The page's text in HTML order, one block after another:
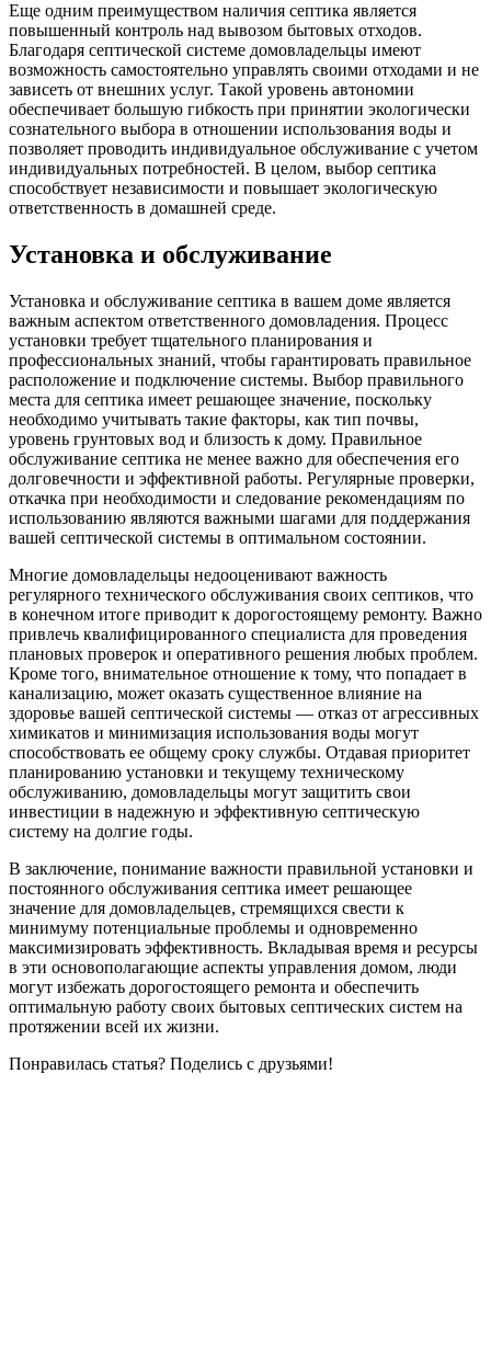
Еще одним преимуществом наличия септика является
повышенный контроль над вывозом бытовых отходов.
Благодаря септической системе домовладельцы имеют
возможность самостоятельно управлять своими отходами и не
зависеть от внешних услуг. Такой уровень автономии
обеспечивает большую гибкость при принятии экологически
сознательного выбора в отношении использования воды и
позволяет проводить индивидуальное обслуживание с учетом
индивидуальных потребностей. В целом, выбор септика
способствует независимости и повышает экологическую
ответственность в домашней среде.
Установка и обслуживание
Установка и обслуживание септика в вашем доме является
важным аспектом ответственного домовладения. Процесс
установки требует тщательного планирования и
профессиональных знаний, чтобы гарантировать правильное
расположение и подключение системы. Выбор правильного
места для септика имеет решающее значение, поскольку
необходимо учитывать такие факторы, как тип почвы,
уровень грунтовых вод и близость к дому. Правильное
обслуживание септика не менее важно для обеспечения его
долговечности и эффективной работы. Регулярные проверки,
откачка при необходимости и следование рекомендациям по
использованию являются важными шагами для поддержания
вашей септической системы в оптимальном состоянии.
Многие домовладельцы недооценивают важность
регулярного технического обслуживания своих септиков, что
в конечном итоге приводит к дорогостоящему ремонту. Важно
привлечь квалифицированного специалиста для проведения
плановых проверок и оперативного решения любых проблем.
Кроме того, внимательное отношение к тому, что попадает в
канализацию, может оказать существенное влияние на
здоровье вашей септической системы — отказ от агрессивных
химикатов и минимизация использования воды могут
способствовать ее общему сроку службы. Отдавая приоритет
планированию установки и текущему техническому
обслуживанию, домовладельцы могут защитить свои
инвестиции в надежную и эффективную септическую
систему на долгие годы.
В заключение, понимание важности правильной установки и
постоянного обслуживания септика имеет решающее
значение для домовладельцев, стремящихся свести к
минимуму потенциальные проблемы и одновременно
максимизировать эффективность. Вкладывая время и ресурсы
в эти основополагающие аспекты управления домом, люди
могут избежать дорогостоящего ремонта и обеспечить
оптимальную работу своих бытовых септических систем на
протяжении всей их жизни.
Понравилась статья? Поделись с друзьями!